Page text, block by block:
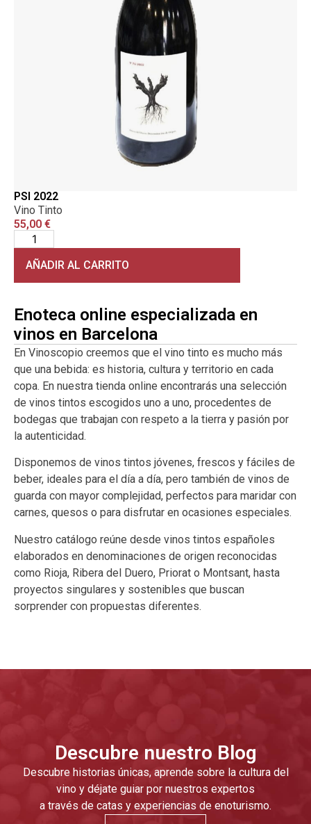
PSI 2022
Vino Tinto
55,00 €
AÑADIR AL CARRITO
Enoteca online especializada en
vinos en Barcelona
En Vinoscopio creemos que el vino tinto es mucho más
que una bebida: es historia, cultura y territorio en cada
copa. En nuestra tienda online encontrarás una selección
de vinos tintos escogidos uno a uno, procedentes de
bodegas que trabajan con respeto a la tierra y pasión por
la autenticidad.
Disponemos de vinos tintos jóvenes, frescos y fáciles de
beber, ideales para el día a día, pero también de vinos de
guarda con mayor complejidad, perfectos para maridar con
carnes, quesos o para disfrutar en ocasiones especiales.
Nuestro catálogo reúne desde vinos tintos españoles
elaborados en denominaciones de origen reconocidas
como Rioja, Ribera del Duero, Priorat o Montsant, hasta
proyectos singulares y sostenibles que buscan
sorprender con propuestas diferentes.
Descubre nuestro Blog
Descubre historias únicas, aprende sobre la cultura del
vino y déjate guiar por nuestros expertos
a través de catas y experiencias de enoturismo.